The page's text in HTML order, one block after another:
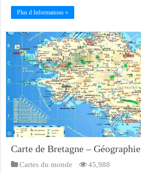
Plus d Informations »
Carte de Bretagne – Géographie
Cartes du monde 45,988